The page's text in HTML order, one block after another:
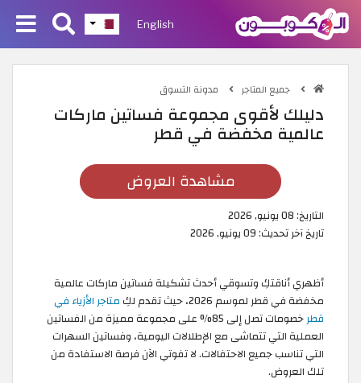
English
جميع المتاجر مدونة التسوق
دليلك لأقوى مجموعة فساتين ماركات
عالمية مخفضة في قطر
مشاهدة العروض
التاريخ:08 يونيو, 2026
تاريخ آخر تحديث:09 يونيو, 2026
أظهري أناقتكِ وتسوقي أحدث تشكيلة فساتين ماركات عالمية
مخفضة في قطر لموسم 2026، حيث تقدم لكِ
متاجر الأزياء في
قطر
خصومات تصل إلى 85% على مجموعة مميزة من الفساتين
العملية التي تتماشى مع الإطلالات اليومية، وفساتين السهرات
التي تناسب جميع الاحتفالات. لا تفوتي الآن فرصة الاستفادة من
تلك العروض.